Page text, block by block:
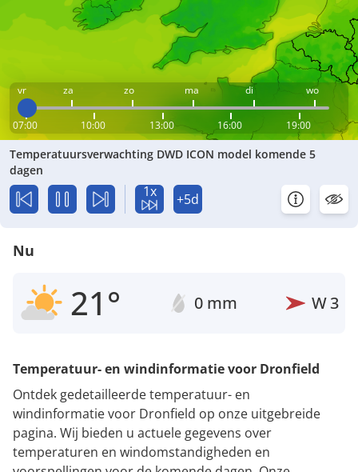
vr za zo ma di wo
07:00 10:00 13:00 16:00 19:00
Temperatuursverwachting DWD ICON model komende 5
dagen
1x +5d
Nu
21° 0 mm W3
Temperatuur- en windinformatie voor Dronfield
Ontdek gedetailleerde temperatuur- en
windinformatie voor Dronfield op onze uitgebreide
pagina. Wij bieden u actuele gegevens over
temperaturen en windomstandigheden en